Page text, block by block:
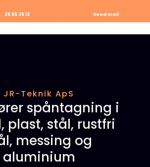
26 85 36 12 Send mail
JR-Teknik ApS
spåntagning i
plast, stål, rustfri
messing og
aluminium